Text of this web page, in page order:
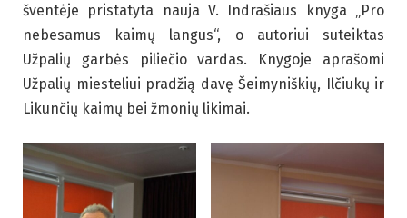
šventėje pristatyta nauja V. Indrašiaus knyga „Pro
nebesamus kaimų langus“, o autoriui suteiktas
Užpalių garbės piliečio vardas. Knygoje aprašomi
Užpalių miesteliui pradžią davę Šeimyniškių, Ilčiukų ir
Likunčių kaimų bei žmonių likimai.